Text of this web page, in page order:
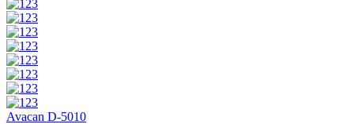
Avacan D-5010